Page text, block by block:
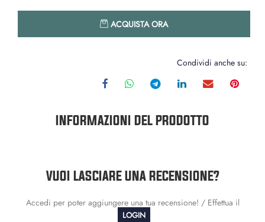
ACQUISTA ORA
Condividi anche su:
INFORMAZIONI DEL PRODOTTO
VUOI LASCIARE UNA RECENSIONE?
Accedi per poter aggiungere una tua recensione! / Effettua il
LOGIN